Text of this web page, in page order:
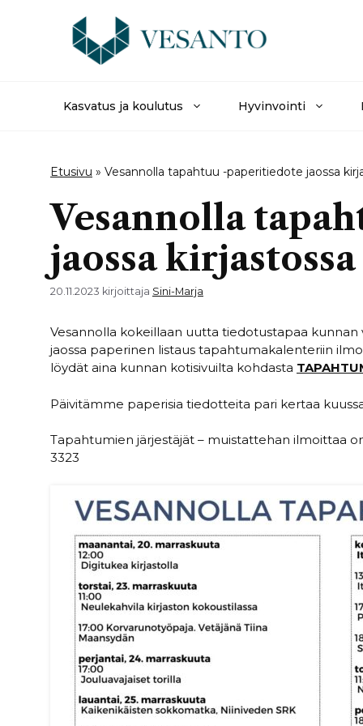
Kasvatus ja koulutus Hyvinvointi
Etusivu » Vesannolla tapahtuu -paperitiedote jaossa
Vesannolla
jaossa kirjastossa
20.11.2023 kirjoittaja Sini-Marja
Vesannolla kokeillaan uutta tiedotustapaa
jaossa paperinen listaus tapahtumakalenteriin
löydät aina kunnan kotisivuilta kohdasta
Päivitämme paperisia tiedotteita pari kertaa
Tapahtumien järjestäjät – muistattehan ilmoittaa
3323